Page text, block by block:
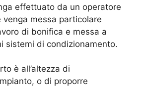
effettuato da un operatore
venga messa particolare
di bonifica e messa a
sistemi di condizionamento.
è all’altezza di
o di proporre